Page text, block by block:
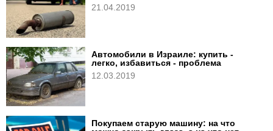
21.04.2019
Автомобили в Израиле: купить -
легко, избавиться - проблема
12.03.2019
Покупаем старую машину: на что